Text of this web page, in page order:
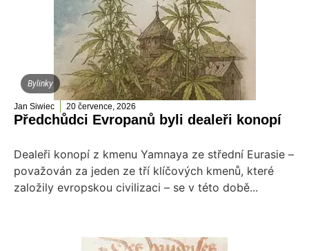
Bylinky
Jan Siwiec 20 července, 2026
Předchůdci Evropanů byli dealeři konopí
Dealeři konopí z kmenu Yamnaya ze střední Eurasie –
považován za jeden ze tří klíčových kmenů, které
založily evropskou civilizaci – se v této době...